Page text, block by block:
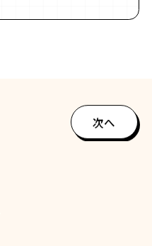
次へ